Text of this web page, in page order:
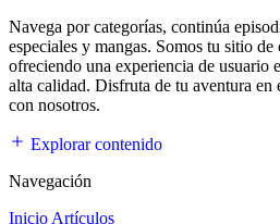
Navega por categorías, continúa
especiales y mangas. Somos tu sitio
ofreciendo una experiencia de usuario
alta calidad. Disfruta de tu aventura
con nosotros.
Explorar contenido
Navegación
Inicio Artículos